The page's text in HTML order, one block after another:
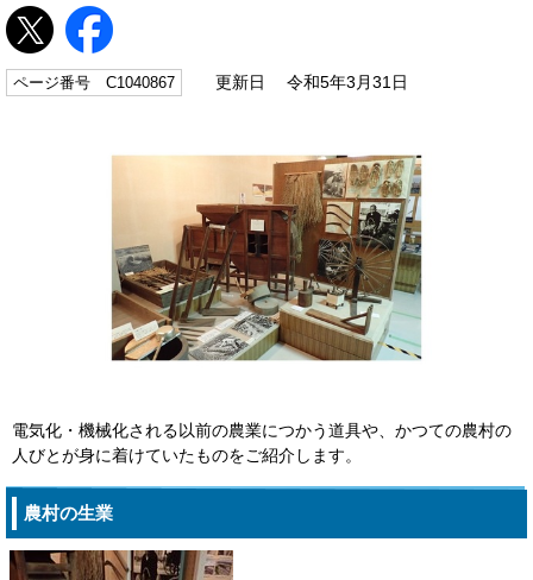
ページ番号 C1040867 更新日 令和5年3月31日
電気化・機械化される以前の農業につかう道具や、かつての農村の
人びとが身に着けていたものをご紹介します。
農村の生業